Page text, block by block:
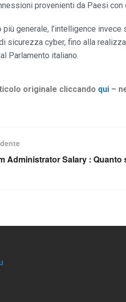
provenienti da Paesi con
più generale, l’intelligence
sicurezza cyber, fino alla
Parlamento italiano.
originale cliccando qui –
Administrator Salary : Quanto